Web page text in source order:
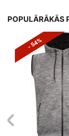
POPULĀRĀKĀS
- 54%